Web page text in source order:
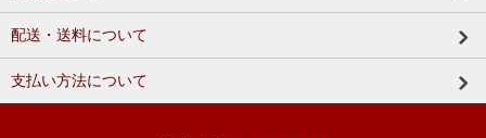
配送・送料について
支払い方法について